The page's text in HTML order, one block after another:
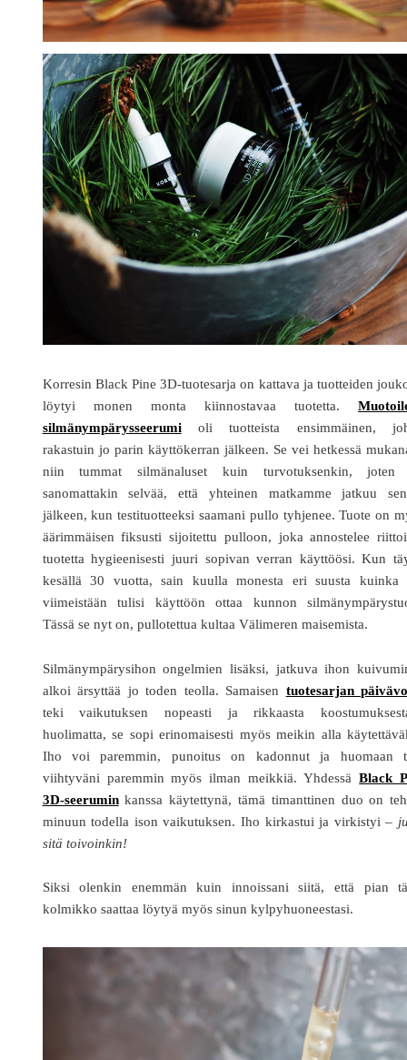
Korresin Black Pine 3D-tuotesarja on kattava ja tuotteiden
löytyi monen monta kiinnostavaa tuotetta.
silmänympärysseerumioli tuotteista ensimmäinen,
rakastuin jo parin käyttökerran jälkeen. Se vei hetkessä
niin tummat silmänaluset kuin turvotuksenkin, joten
sanomattakin selvää, että yhteinen matkamme jatkuu
jälkeen, kun testituotteeksi saamani pullo tyhjenee. Tuote on
äärimmäisen fiksusti sijoitettu pulloon, joka annostelee
tuotetta hygieenisesti juuri sopivan verran käyttöösi. Kun
kesällä 30 vuotta, sain kuulla monesta eri suusta kuinka
viimeistään tulisi käyttöön ottaa kunnon
Tässä se nyt on, pullotettua kultaa Välimeren maisemista.
Silmänympärysihon ongelmien lisäksi, jatkuva ihon
alkoi ärsyttää jo toden teolla. Samaisen tuotesarjan
teki vaikutuksen nopeasti ja rikkaasta
huolimatta, se sopi erinomaisesti myös meikin alla
Iho voi paremmin, punoitus on kadonnut ja huomaan
viihtyväni paremmin myös ilman meikkiä. YhdessäBlack
3D-seeruminkanssa käytettynä, tämä timanttinen duo on
minuun todella ison vaikutuksen. Iho kirkastui ja virkistyi –
sitä toivoinkin!
Siksi olenkin enemmän kuin innoissani siitä, että pian
kolmikko saattaa löytyä myös sinun kylpyhuoneestasi.